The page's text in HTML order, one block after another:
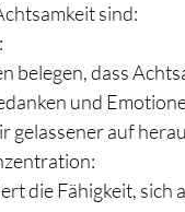
sind:
belegen, dass
und
gelassener auf
die Fähigkeit, sich